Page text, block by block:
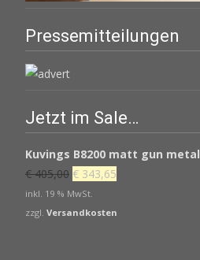
Pressemitteilungen
Jetzt im Sale…
Kuvings B8200 matt gun metal
€405,00 Ursprünglicher
Preis
war:
€ 343,65
ist:
inkl. 19 % MwSt.
zzgl. Versandkosten